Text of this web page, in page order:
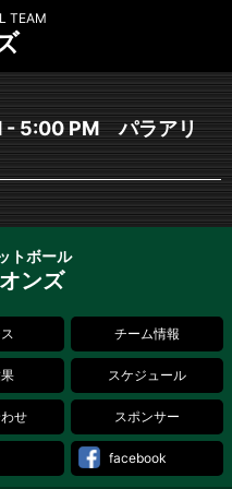
TEAM
- 5:00 PM パラアリ
トボール
ンズ
チーム情報
スケジュール
せ スポンサー
facebook